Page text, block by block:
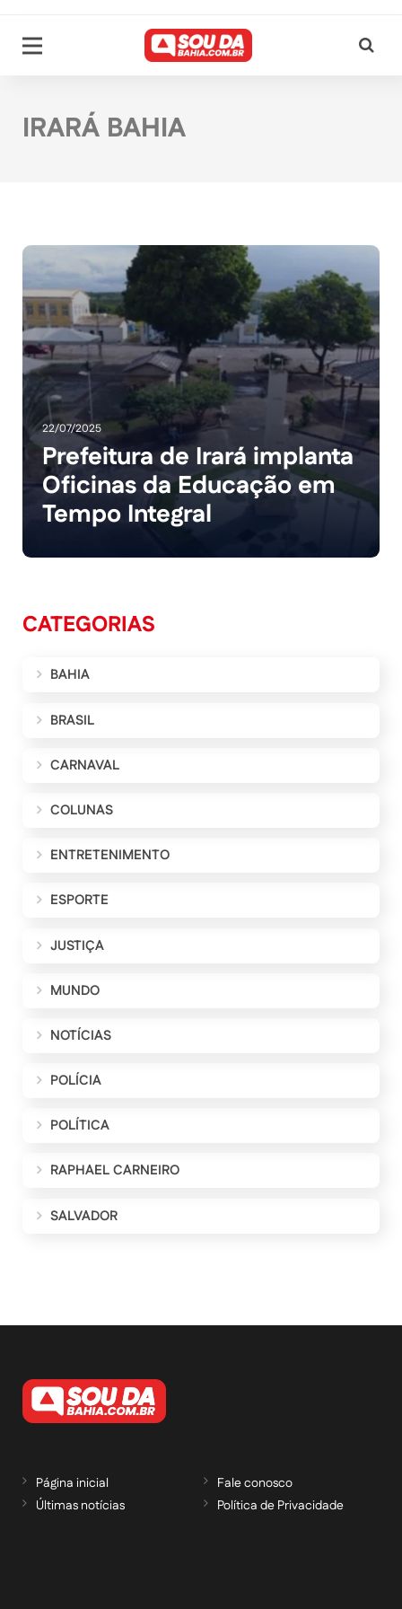
IRARÁ BAHIA
22/07/2025
Prefeitura de Irará implanta
Oficinas da Educação em
Tempo Integral
CATEGORIAS
BAHIA
BRASIL
CARNAVAL
COLUNAS
ENTRETENIMENTO
ESPORTE
JUSTIÇA
MUNDO
NOTÍCIAS
POLÍCIA
POLÍTICA
RAPHAEL CARNEIRO
SALVADOR
Página inicial
Últimas notícias
Fale conosco
Política de Privacidade